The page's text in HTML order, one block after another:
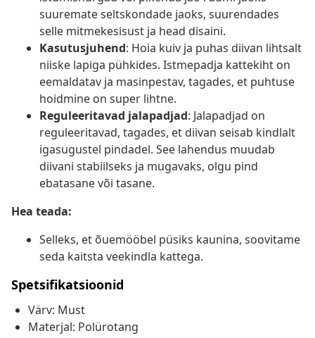
suuremate seltskondade jaoks, suurendades
selle mitmekesisust ja head disaini.
Kasutusjuhend: Hoia kuiv ja puhas diivan lihtsalt
niiske lapiga pühkides. Istmepadja kattekiht on
eemaldatav ja masinpestav, tagades, et puhtuse
hoidmine on super lihtne.
Reguleeritavad jalapadjad: Jalapadjad on
reguleeritavad, tagades, et diivan seisab kindlalt
igasugustel pindadel. See lahendus muudab
diivani stabiilseks ja mugavaks, olgu pind
ebatasane või tasane.
Hea teada:
Selleks, et õuemööbel püsiks kaunina, soovitame
seda kaitsta veekindla kattega.
Spetsifikatsioonid
Värv: Must
Materjal: Polürotang